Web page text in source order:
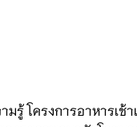
โครงการอาหารเช้า